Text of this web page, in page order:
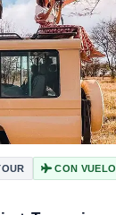
CON VUELO